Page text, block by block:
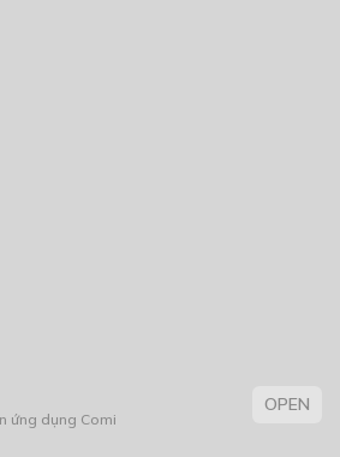
ứng dụng Comi
OPEN